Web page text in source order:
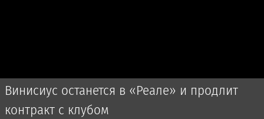
Винисиус останется в «Реале» и продлит
контракт с клубом